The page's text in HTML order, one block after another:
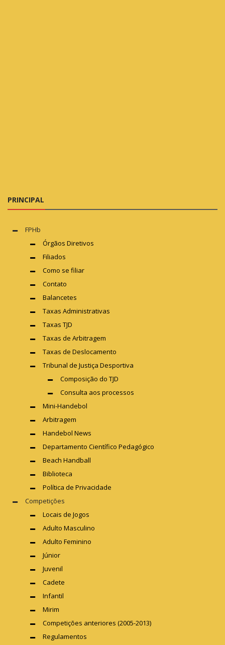
PRINCIPAL
FPHb
Órgãos Diretivos
Filiados
Como se filiar
Contato
Balancetes
Taxas Administrativas
Taxas TJD
Taxas de Arbitragem
Taxas de Deslocamento
Tribunal de Justiça Desportiva
Composição do TJD
Consulta aos processos
Mini-Handebol
Arbitragem
Handebol News
Departamento Científico Pedagógico
Beach Handball
Biblioteca
Política de Privacidade
Competições
Locais de Jogos
Adulto Masculino
Adulto Feminino
Júnior
Juvenil
Cadete
Infantil
Mirim
Competições anteriores (2005-2013)
Regulamentos